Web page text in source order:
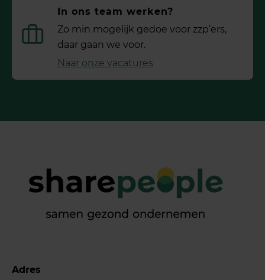
In ons team werken?
Zo min mogelijk gedoe voor ­zzp’ers,
daar gaan we voor.
Naar onze vacatures
Adres